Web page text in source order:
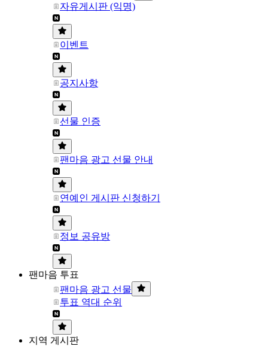
자유게시판 (익명)
이벤트
공지사항
선물 인증
팬마음 광고 선물 안내
연예인 게시판 신청하기
정보 공유방
팬마음 투표
팬마음 광고 선물
투표 역대 순위
지역 게시판